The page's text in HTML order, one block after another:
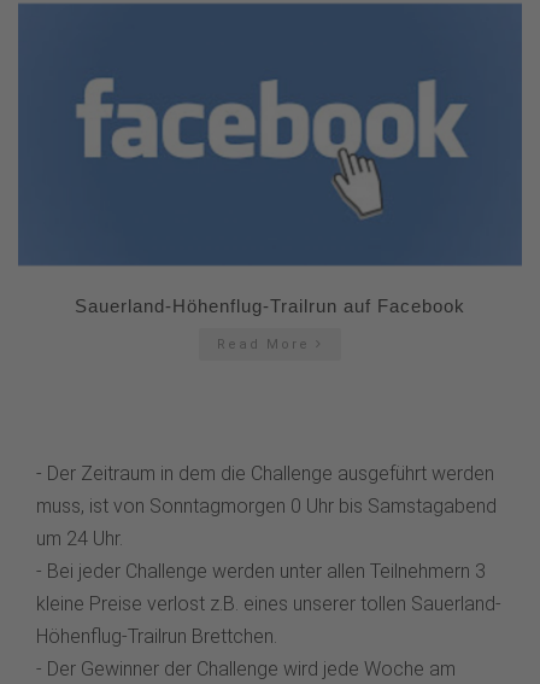
Sauerland-Höhenflug-Trailrun auf Facebook
Read More
- Der Zeitraum in dem die Challenge ausgeführt werden
muss, ist von Sonntagmorgen 0 Uhr bis Samstagabend
um 24 Uhr.
- Bei jeder Challenge werden unter allen Teilnehmern 3
kleine Preise verlost z.B. eines unserer tollen Sauerland-
Höhenflug-Trailrun Brettchen.
- Der Gewinner der Challenge wird jede Woche am